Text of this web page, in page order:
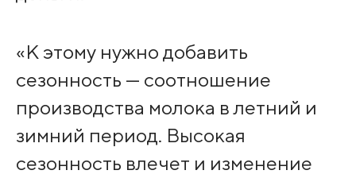
«К этому нужно добавить
сезонность — соотношение
производства молока в летний и
зимний период. Высокая
сезонность влечет и изменение